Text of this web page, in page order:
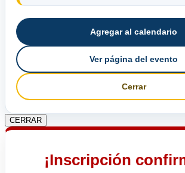
Agregar al calendario
Ver página del evento
Cerrar
CERRAR
¡Inscripción